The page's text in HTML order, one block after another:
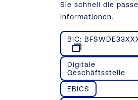
Sie schnell die
Informationen.
BIC:
Digitale
Geschäftsstelle
EBICS